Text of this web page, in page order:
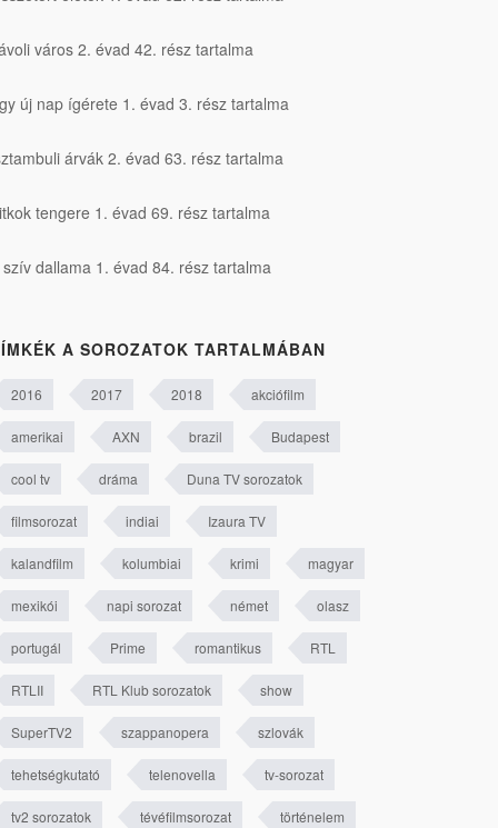
város 2. évad 42. rész tartalma
új nap ígérete 1. évad 3. rész tartalma
árvák 2. évad 63. rész tartalma
tengere 1. évad 69. rész tartalma
szív dallama 1. évad 84. rész tartalma
A SOROZATOK TARTALMÁBAN
2016 2017 2018 akciófilm
amerikai AXN brazil Budapest
cool tv dráma Duna TV sorozatok
filmsorozat indiai Izaura TV
kalandfilm kolumbiai krimi magyar
mexikói napi sorozat német olasz
portugál Prime romantikus RTL
RTLII RTL Klub sorozatok show
SuperTV2 szappanopera szlovák
tehetségkutató telenovella tv-sorozat
tv2 sorozatok tévéfilmsorozat történelem